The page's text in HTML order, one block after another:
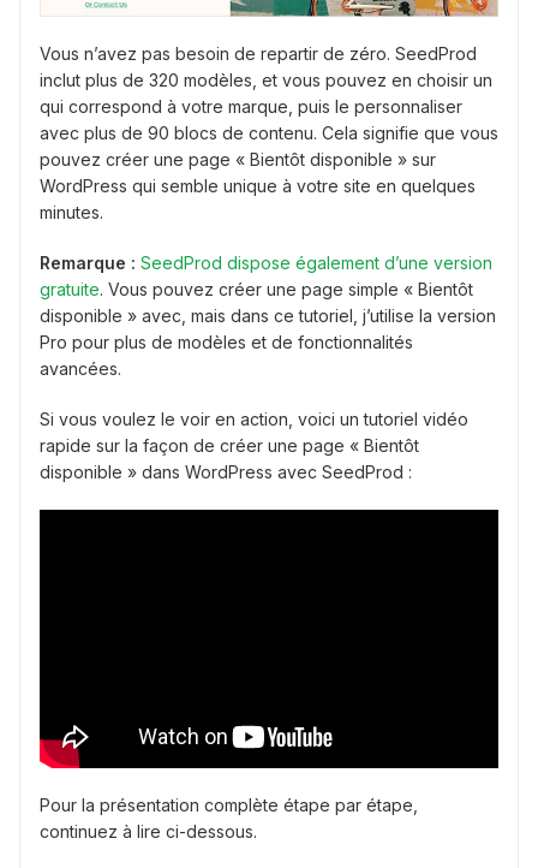
Vous n’avez pas besoin de repartir de zéro. SeedProd
inclut plus de 320 modèles, et vous pouvez en choisir un
qui correspond à votre marque, puis le personnaliser
avec plus de 90 blocs de contenu. Cela signifie que vous
pouvez créer une page « Bientôt disponible » sur
WordPress qui semble unique à votre site en quelques
minutes.
Remarque : SeedProd dispose également d’une version
gratuite. Vous pouvez créer une page simple « Bientôt
disponible » avec, mais dans ce tutoriel, j’utilise la version
Pro pour plus de modèles et de fonctionnalités
avancées.
Si vous voulez le voir en action, voici un tutoriel vidéo
rapide sur la façon de créer une page « Bientôt
disponible » dans WordPress avec SeedProd :
Pour la présentation complète étape par étape,
continuez à lire ci-dessous.